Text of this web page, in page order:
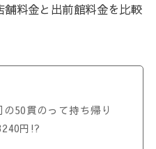
舗料金と出前館料金を比較
50貫のって持ち帰り
円!?